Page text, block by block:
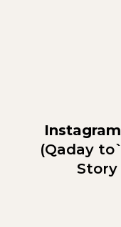
Instagram
(Qaday